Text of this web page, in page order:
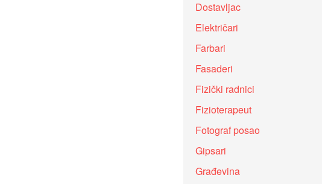
Dostavljac
Električari
Farbari
Fasaderi
Fizički radnici
Fizioterapeut
Fotograf posao
Gipsari
Građevina